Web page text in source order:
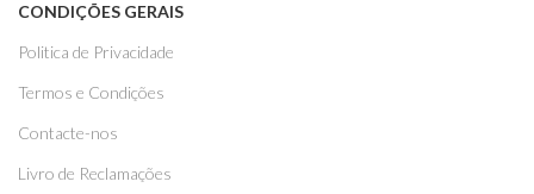
CONDIÇÕES GERAIS
Politica de Privacidade
Termos e Condições
Contacte-nos
Livro de Reclamações